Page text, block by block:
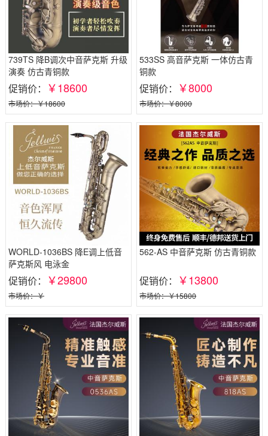
739TS 降B调次中音萨克斯 升级
演奏 仿古青铜款
促销价： ￥18600
市场价：￥18600
533SS 高音萨克斯 一体仿古青
铜款
促销价： ￥8000
市场价：￥8000
WORLD-1036BS 降E调上低音
萨克斯风 电泳金
促销价： ￥29800
市场价：￥
562-AS 中音萨克斯 仿古青铜款
促销价： ￥13800
市场价：￥15800